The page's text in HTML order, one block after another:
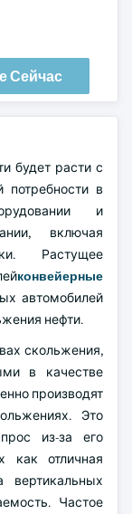
Сейчас
будет расти с
потребности в
и
включая
Растущее
конвейерные
автомобилей
нефти.
скольжения,
в качестве
производят
Это
из-за его
как отличная
вертикальных
Частое